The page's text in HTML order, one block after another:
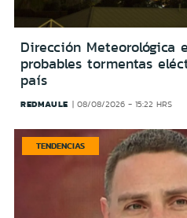
Dirección Meteorológica
probables tormentas
país
REDMAULE 08/08/2026 - 15:22 HRS
TENDENCIAS